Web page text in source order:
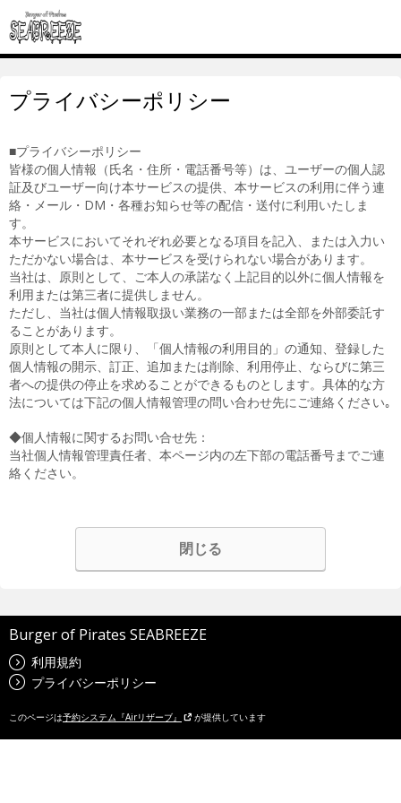
プライバシーポリシー
■プライバシーポリシー
皆様の個人情報（氏名・住所・電話番号等）は、ユーザーの個人認
証及びユーザー向け本サービスの提供、本サービスの利用に伴う連
絡・メール・DM・各種お知らせ等の配信・送付に利用いたしま
す。
本サービスにおいてそれぞれ必要となる項目を記入、または入力い
ただかない場合は、本サービスを受けられない場合があります。
当社は、原則として、ご本人の承諾なく上記目的以外に個人情報を
利用または第三者に提供しません。
ただし、当社は個人情報取扱い業務の一部または全部を外部委託す
ることがあります。
原則として本人に限り、「個人情報の利用目的」の通知、登録した
個人情報の開示、訂正、追加または削除、利用停止、ならびに第三
者への提供の停止を求めることができるものとします。具体的な方
法については下記の個人情報管理の問い合わせ先にご連絡ください｡
◆個人情報に関するお問い合せ先：
当社個人情報管理責任者、本ページ内の左下部の電話番号までご連
絡ください。
閉じる
Burger of Pirates SEABREEZE
利用規約
プライバシーポリシー
このページは予約システム『Airリザーブ』 が提供しています